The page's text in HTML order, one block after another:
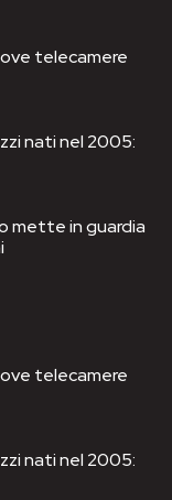
telecamere
nati nel 2005:
mette in guardia
telecamere
nati nel 2005: